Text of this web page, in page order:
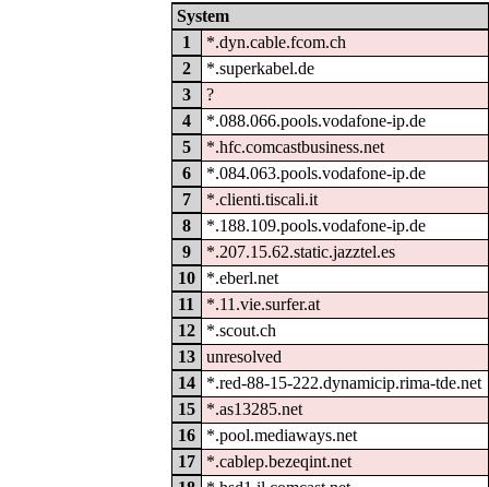
System
1
*.dyn.cable.fcom.ch
2
*.superkabel.de
3
?
4
*.088.066.pools.vodafone-ip.de
5
*.hfc.comcastbusiness.net
6
*.084.063.pools.vodafone-ip.de
7
*.clienti.tiscali.it
8
*.188.109.pools.vodafone-ip.de
9
*.207.15.62.static.jazztel.es
10
*.eberl.net
11
*.11.vie.surfer.at
12
*.scout.ch
13
unresolved
14
*.red-88-15-222.dynamicip.rima-tde.net
15
*.as13285.net
16
*.pool.mediaways.net
17
*.cablep.bezeqint.net